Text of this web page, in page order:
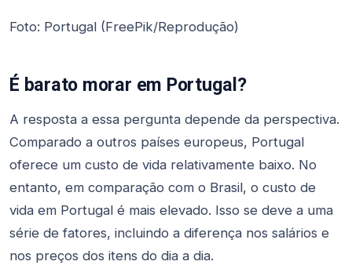
Foto: Portugal (FreePik/Reprodução)
É barato morar em Portugal?
A resposta a essa pergunta depende da perspectiva.
Comparado a outros países europeus, Portugal
oferece um custo de vida relativamente baixo. No
entanto, em comparação com o Brasil, o custo de
vida em Portugal é mais elevado. Isso se deve a uma
série de fatores, incluindo a diferença nos salários e
nos preços dos itens do dia a dia.